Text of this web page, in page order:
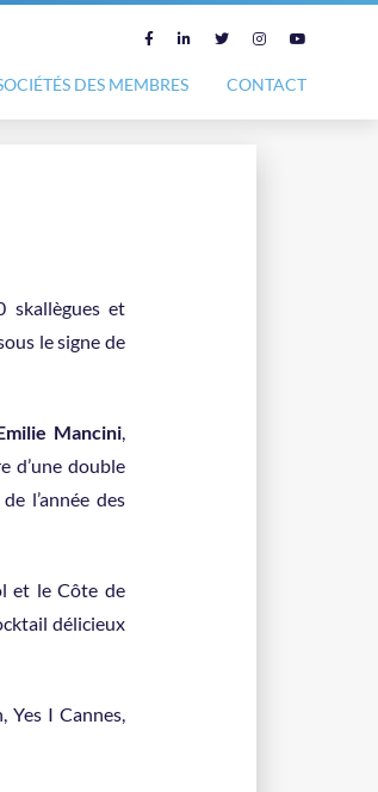
DES MEMBRES CONTACT
skallègues et
le signe de
Mancini,
d’une double
l’année des
et le Côte de
délicieux
Yes I Cannes,